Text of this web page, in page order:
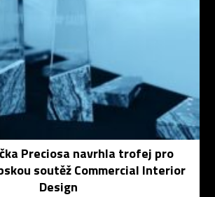
Preciosa navrhla trofej pro
soutěž Commercial Interior
Design